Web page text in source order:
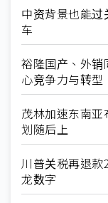
中资背景也能
车
裕隆国产、外
心竞争力与转型
茂林加速东南
划随后上
川普关税再退
龙数字